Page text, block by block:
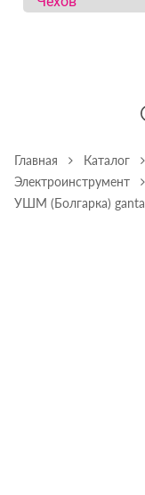
Главная Каталог
Электроинструмент
УШМ (Болгарка)